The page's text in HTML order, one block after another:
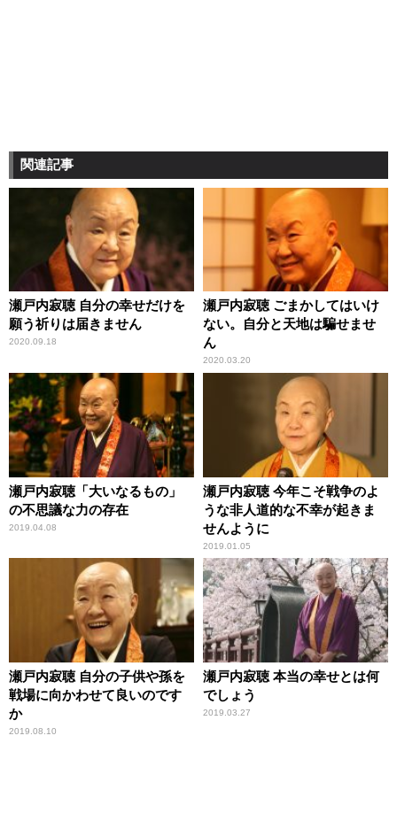
関連記事
瀬戸内寂聴 自分の幸せだけを
願う祈りは届きません
2020.09.18
瀬戸内寂聴 ごまかしてはいけ
ない。自分と天地は騙せませ
ん
2020.03.20
瀬戸内寂聴「大いなるもの」
の不思議な力の存在
2019.04.08
瀬戸内寂聴 今年こそ戦争のよ
うな非人道的な不幸が起きま
せんように
2019.01.05
瀬戸内寂聴 自分の子供や孫を
戦場に向かわせて良いのです
か
2019.08.10
瀬戸内寂聴 本当の幸せとは何
でしょう
2019.03.27